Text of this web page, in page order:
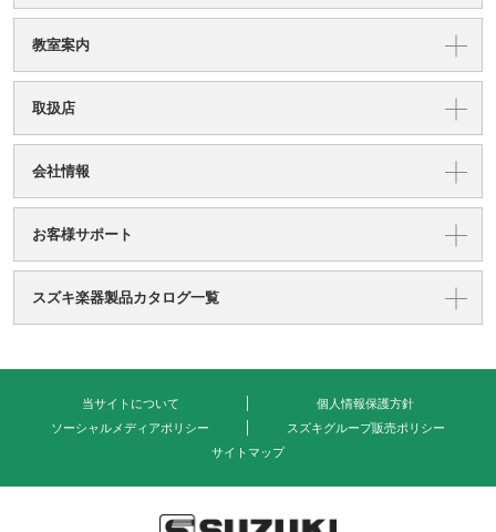
教室案内
取扱店
会社情報
お客様サポート
スズキ楽器製品カタログ一覧
当サイトについて
個人情報保護方針
ソーシャルメディアポリシー
スズキグループ販売ポリシー
サイトマップ